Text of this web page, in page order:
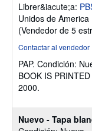
Nuevo - Tapa
Librer&iacute;a:
Unidos de America
(Vendedor de 5
Contactar al vendedor
PAP. Condición:
BOOK IS
2000.